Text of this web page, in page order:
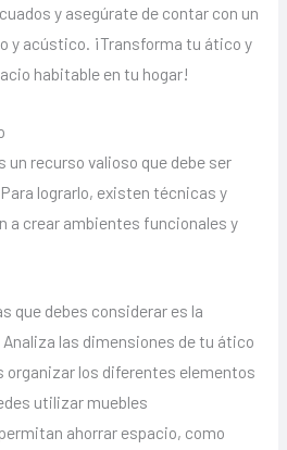
y asegúrate de contar con un
y acústico. ¡Transforma tu ático y
habitable en tu hogar!
un recurso valioso que debe ser
lograrlo, existen técnicas y
a crear ambientes funcionales y
que debes considerar es la
las dimensiones de tu ático
organizar los diferentes elementos
utilizar muebles
ahorrar espacio, como